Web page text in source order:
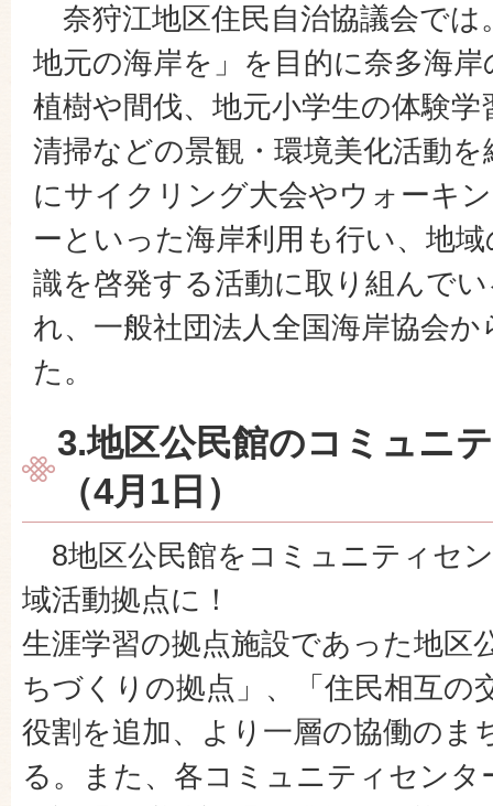
奈狩江地区住民自治協議会では
地元の海岸を」を目的に奈多海
植樹や間伐、地元小学生の体験
清掃などの景観・環境美化活動
にサイクリング大会やウォーキ
ーといった海岸利用も行い、地
識を啓発する活動に取り組んで
れ、一般社団法人全国海岸協会
た。
3.地区公民館のコミュニ
（4月1日）
8地区公民館をコミュニティセ
域活動拠点に！
生涯学習の拠点施設であった地区
ちづくりの拠点」、「住民相互の
役割を追加、より一層の協働のま
る。また、各コミュニティセンタ